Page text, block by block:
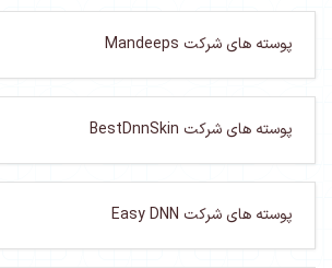
پوسته های شرکت Mandeeps
پوسته های شرکت BestDnnSkin
پوسته های شرکت Easy DNN